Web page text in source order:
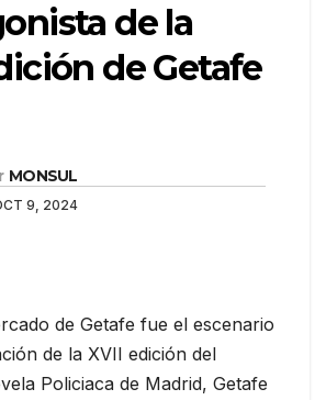
de la
de Getafe
MONSUL
9, 2024
de Getafe fue el escenario
de la XVII edición del
Policiaca de Madrid, Getafe